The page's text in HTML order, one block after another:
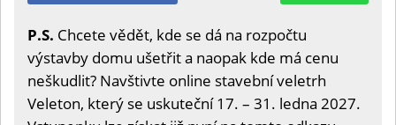
P.S. Chcete vědět, kde se dá na rozpočtu
výstavby domu ušetřit a naopak kde má cenu
neškudlit? Navštivte online stavební veletrh
Veleton, který se uskuteční 17. – 31. ledna 2027.